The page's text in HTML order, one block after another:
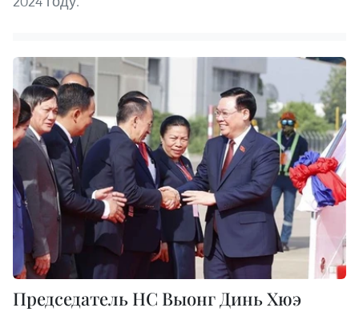
Председатель НС Выонг Динь Хюэ